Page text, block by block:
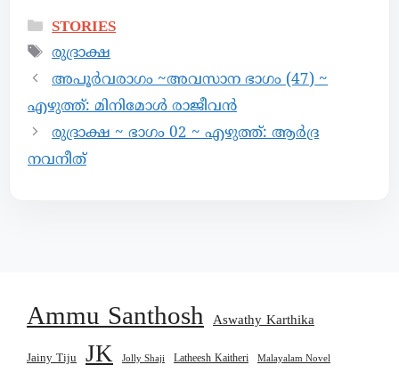
STORIES
രുദ്രാക്ഷ
അപൂര്‍വരാഗം ~അവസാന ഭാഗം (47) ~
എഴുത്ത്: മിനിമോൾ രാജീവൻ
രുദ്രാക്ഷ ~ ഭാഗം 02 ~ എഴുത്ത്: ആർദ്ര
നവനീത്
Ammu Santhosh Aswathy Karthika
Jainy Tiju JK Jolly Shaji Latheesh Kaitheri Malayalam Novel